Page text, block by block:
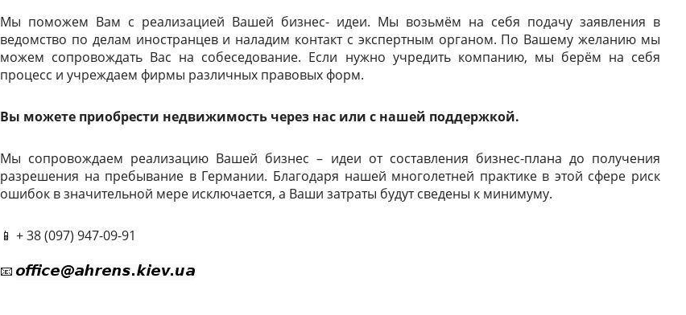
Мы поможем Вам с реализацией Вашей бизнес- идеи. Мы возьмём на себя подачу заявления в
ведомство по делам иностранцев и наладим контакт с экспертным органом. По Вашему желанию мы
можем сопровождать Вас на собеседование. Если нужно учредить компанию, мы берём на себя
процесс и учреждаем фирмы различных правовых форм.
Вы можете приобрести недвижимость через нас или с нашей поддержкой.
Мы сопровождаем реализацию Вашей бизнес – идеи от составления бизнес-плана до получения
разрешения на пребывание в Германии. Благодаря нашей многолетней практике в этой сфере риск
ошибок в значительной мере исключается, а Ваши затраты будут сведены к минимуму.
📱 + 38 (097) 947-09-91
📧